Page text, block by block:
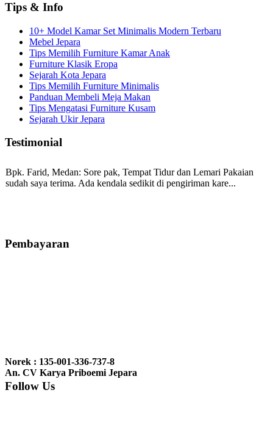
Tips & Info
10+ Model Kamar Set Minimalis Modern Terbaru
Mebel Jepara
Tips Memilih Furniture Kamar Anak
Furniture Klasik Eropa
Sejarah Kota Jepara
Tips Memilih Furniture Minimalis
Panduan Membeli Meja Makan
Tips Mengatasi Furniture Kusam
Sejarah Ukir Jepara
Testimonial
Bpk. Farid, Medan: Sore pak, Tempat Tidur dan Lemari Pakaian
sudah saya terima. Ada kendala sedikit di pengiriman kare...
bale2 dan kursi teras saya sudah saya terima dan p...
nyesel deh beli geby...
Pembayaran
Norek : 135-001-336-737-8
An. CV Karya Priboemi Jepara
Follow Us